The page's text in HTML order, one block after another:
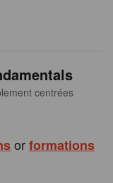
centrées
orformations